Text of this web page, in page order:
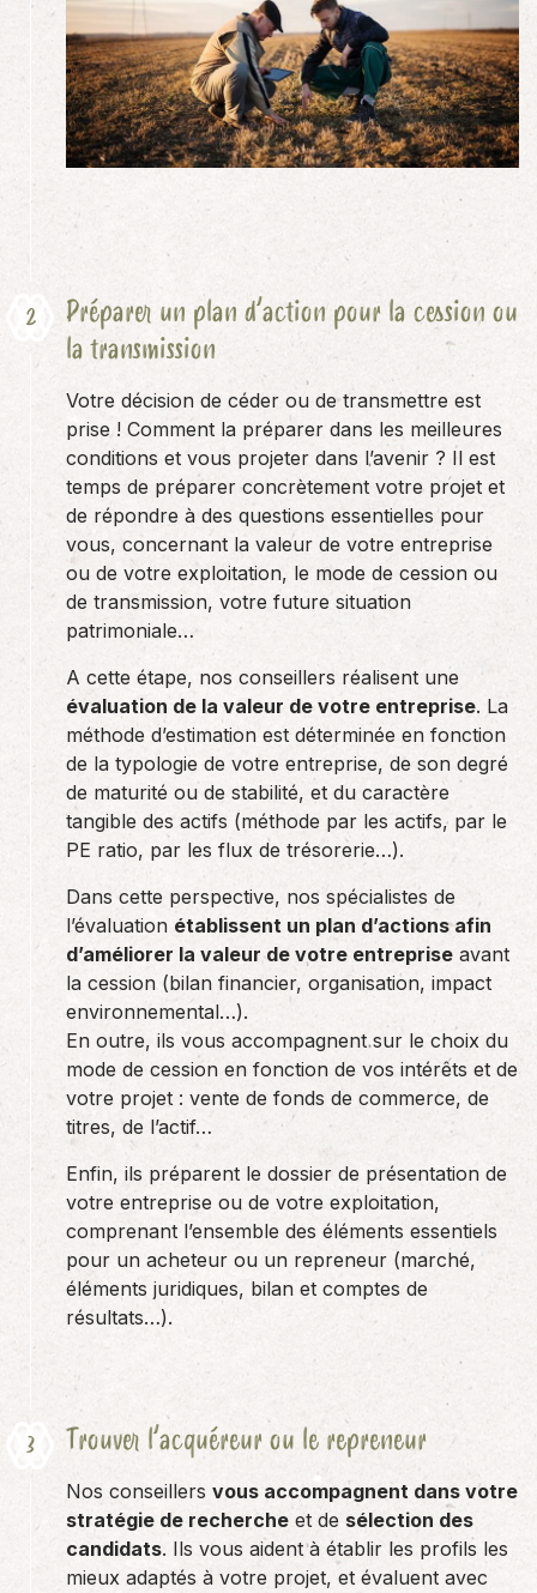
Préparer un plan d’action pour la cession ou
la transmission
Votre décision de céder ou de transmettre est
prise ! Comment la préparer dans les meilleures
conditions et vous projeter dans l’avenir ? Il est
temps de préparer concrètement votre projet et
de répondre à des questions essentielles pour
vous, concernant la valeur de votre entreprise
ou de votre exploitation, le mode de cession ou
de transmission, votre future situation
patrimoniale…
A cette étape, nos conseillers réalisent une
évaluation de la valeur de votre entreprise. La
méthode d’estimation est déterminée en fonction
de la typologie de votre entreprise, de son degré
de maturité ou de stabilité, et du caractère
tangible des actifs (méthode par les actifs, par le
PE ratio, par les flux de trésorerie…).
Dans cette perspective, nos spécialistes de
l’évaluation établissent un plan d’actions afin
d’améliorer la valeur de votre entreprise avant
la cession (bilan financier, organisation, impact
environnemental…).
En outre, ils vous accompagnent sur le choix du
mode de cession en fonction de vos intérêts et de
votre projet : vente de fonds de commerce, de
titres, de l’actif…
Enfin, ils préparent le dossier de présentation de
votre entreprise ou de votre exploitation,
comprenant l’ensemble des éléments essentiels
pour un acheteur ou un repreneur (marché,
éléments juridiques, bilan et comptes de
résultats…).
Trouver l’acquéreur ou le repreneur
Nos conseillers vous accompagnent dans votre
stratégie de recherche et de sélection des
candidats. Ils vous aident à établir les profils les
mieux adaptés à votre projet, et évaluent avec